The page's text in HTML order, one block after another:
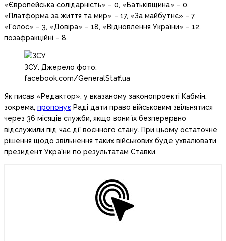
«Європейська солідарність» – 0, «Батьківщина» – 0,
«Платформа за життя та мир» – 17, «За майбутнє» – 7,
«Голос» – 3, «Довіра» – 18, «Відновлення України» – 12,
позафракційні – 8.
ЗСУ. Джерело фото:
facebook.com/GeneralStaff.ua
Як писав «Редактор», у вказаному законопроекті Кабмін,
зокрема, пропонує Раді дати право військовим звільнятися
через 36 місяців служби, якщо вони їх безперервно
відслужили під час дії воєнного стану. При цьому остаточне
рішення щодо звільнення таких військових буде ухвалювати
президент України по результатам Ставки.